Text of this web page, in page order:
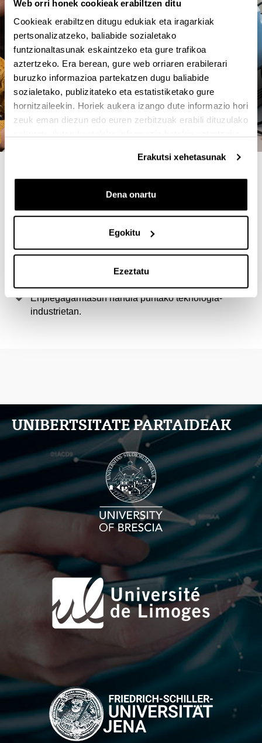
Web orri honek cookieak erabiltzen ditu
Cookieak erabiltzen ditugu edukiak eta iragarkiak
pertsonalizatzeko, baliabide sozialetako
funtzionaltasunak eskaintzeko eta gure trafikoa
aztertzeko. Era berean, gure web orriaren erabilerari
buruzko informazioa partekatzen dugu baliabide
sozialetako, publizitateko eta estatistiketako gure
hornitzaileekin. Horiek aukera izango dute informazio hori
zeuk eman diezun edo euren zerbitzuak erabili dituzulako
Erakutsi xehetasunak
Dena onartu
Egokitu
Ezeztatu
AUKERATZEKO
Enplegagarritasun handia puntako teknologia-
industrietan.
UNIBERTSITATE PARTAIDEAK